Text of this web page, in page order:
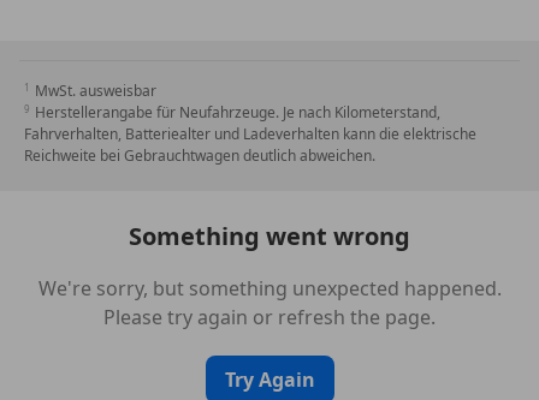
MwSt. ausweisbar
Herstellerangabe für Neufahrzeuge. Je nach Kilometerstand,
Fahrverhalten, Batteriealter und Ladeverhalten kann die elektrische
Reichweite bei Gebrauchtwagen deutlich abweichen.
Something went wrong
We're sorry, but something unexpected happened.
Please try again or refresh the page.
Try Again